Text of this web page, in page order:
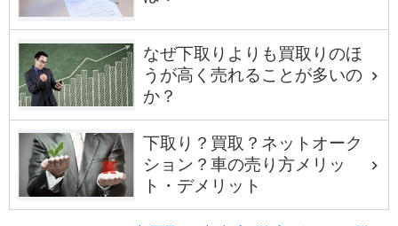
なぜ下取りよりも買取りのほ
うが高く売れることが多いの
か？
下取り？買取？ネットオーク
ション？車の売り方メリッ
ト・デメリット